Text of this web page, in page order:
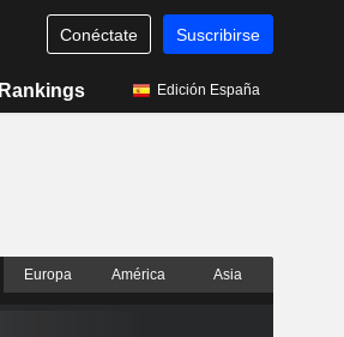
Conéctate Suscribirse
Rankings Edición España
Europa América Asia